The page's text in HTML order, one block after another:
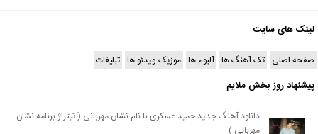
لینک های سایت
صفحه اصلی تک آهنگ ها آلبوم ها موزیک ویدئو ها تبلیغات
پیشنهاد روز بخش ملایم
دانلود آهنگ جدید حمید عسکری با نام نشان مهربانی ( تیتراژ برنامه نشان
مهربانی )